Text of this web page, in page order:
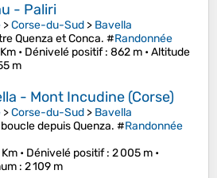
- Paliri
>Corse-du-Sud > Bavella
Quenza et Conca. #Randonnée
• Dénivelé positif: 862 m •Altitude
m
- Mont Incudine (Corse)
>Corse-du-Sud > Bavella
depuis Quenza. #Randonnée
• Dénivelé positif: 2 005 m •
: 2 109 m